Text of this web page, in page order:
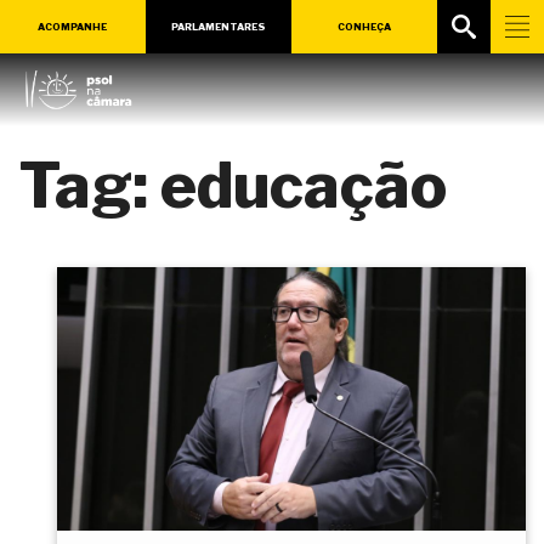
ACOMPANHE PARLAMENTARES CONHEÇA
Tag:educação